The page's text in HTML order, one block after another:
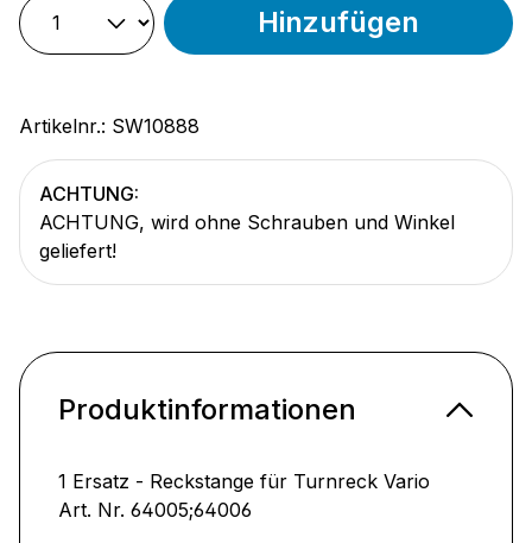
Hinzufügen
Artikelnr.: SW10888
ACHTUNG:
ACHTUNG, wird ohne Schrauben und Winkel
geliefert!
Produktinformationen
1 Ersatz - Reckstange für Turnreck Vario
Art. Nr. 64005;64006